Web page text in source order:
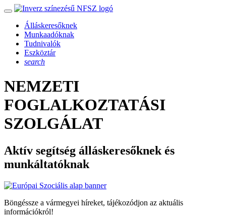
Álláskeresőknek
Munkaadóknak
Tudnivalók
Eszköztár
search
NEMZETI
FOGLALKOZTATÁSI
SZOLGÁLAT
Aktív segítség álláskeresőknek és
munkáltatóknak
Böngéssze a vármegyei híreket, tájékozódjon az aktuális
információkról!